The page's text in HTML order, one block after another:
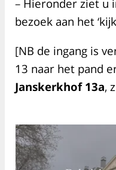
– Hieronder ziet u
bezoek aan het
[NB de ingang is
13 naar het pand
Janskerkhof 13a,